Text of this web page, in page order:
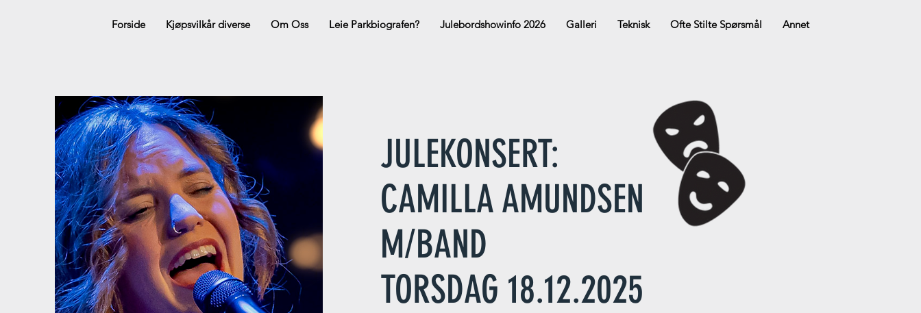
Forside Kjøpsvilkår diverse Om Oss Leie Parkbiografen? Julebordshowinfo 2026 Galleri Teknisk Ofte Stilte Spørsmål Annet
JULEKONSERT:
CAMILLA AMUNDSEN
M/BAND
TORSDAG 18.12.2025